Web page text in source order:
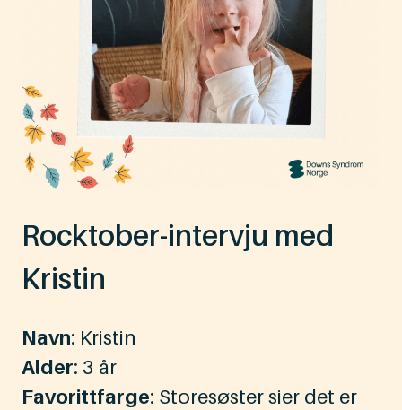
Rocktober-intervju med
Kristin
Navn: Kristin
Alder: 3 år
Favorittfarge: Storesøster sier det er